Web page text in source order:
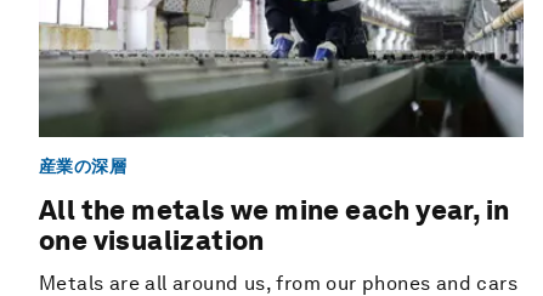
産業の深層
All the metals we mine each year, in
one visualization
Metals are all around us, from our phones and cars